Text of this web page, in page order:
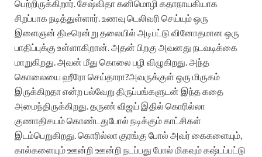
பெற்றிருக்கிறார். சேஷ்விதா கனிமொழி கதாநாயகியாக
சிறப்பாக நடித்துள்ளார். உணவு டெலிவரி செய்யும் ஒரு
இளைஞன் திடீரென்று தலையில் அடிபட்டு வினோதமான ஒரு
பாதிப்புக்கு உள்ளாகிறான். அதன் பிறகு அவனது நடவடிக்கை
மாறுகிறது. அவன் மீது கொலை பழி விழுகிறது. அந்த
கொலையை ஹீரோ செய்தாரா?அவருக்குள் ஒரு மிருகம்
இருக்கிறதா என்ற பல்வேறு திருப்பங்களுடன் இந்த கதை
அமைந்திருக்கிறது. தருண் விஜய் இதில் கொரில்லா
குணாதிசயம் கொண்டதுபோல் நடிக்கும் காட்சிகள்
இடம்பெறுகிறது. கொரில்லா குரங்கு போல் அவர் கைகளையும்,
கால்களையும் ஊன்றி ஊன்றி நடப்பது போல் மிகவும் கஷ்டப்பட்டு